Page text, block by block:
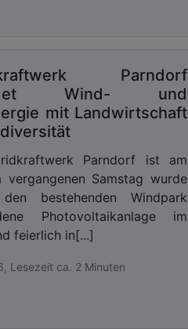
Parndorf
Wind- und
mit Landwirtschaft
Parndorf ist am
vergangenen Samstag wurde
bestehenden Windpark
Photovoltaikanlage im
feierlich in[...]
Lesezeit ca. 2 Minuten